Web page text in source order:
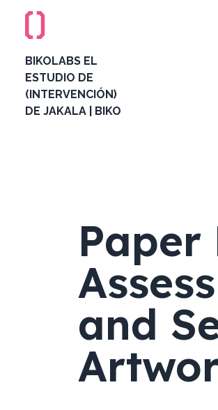
BIKOLABS EL
ESTUDIO DE
(INTERVENCIÓN)
DE JAKALA | BIKO
Paper
and